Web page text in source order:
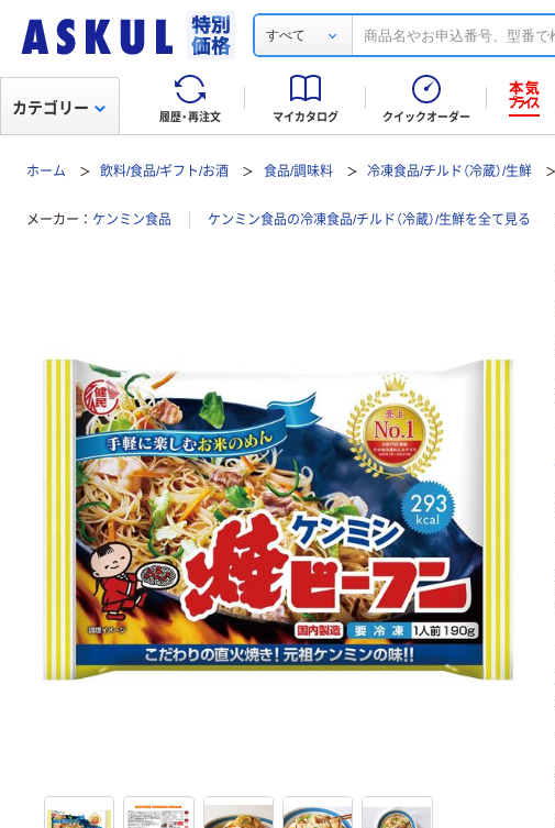
すべて
履歴・再注文 マイカタログ クイックオーダー
カテゴリー
ホーム 飲料/食品/ギフト/お酒 食品/調味料 冷凍食品/チルド（冷蔵）/生鮮
メーカー ケンミン食品 ケンミン食品の冷凍食品/チルド（冷蔵）/生鮮を全て見る